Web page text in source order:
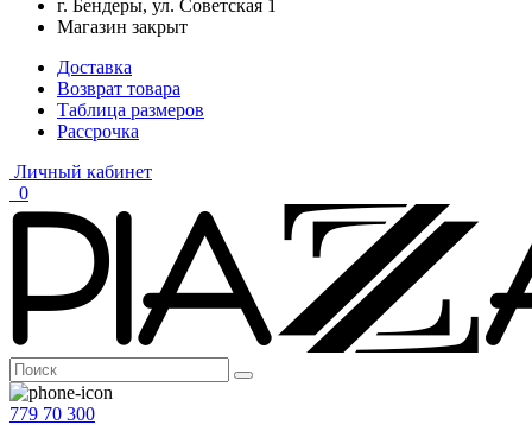
г. Бендеры, ул. Советская 1
Магазин закрыт
Доставка
Возврат товара
Таблица размеров
Рассрочка
Личный кабинет
0
779 70 300